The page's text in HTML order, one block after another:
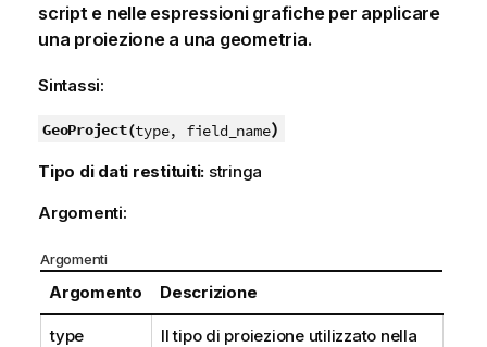
script e nelle espressioni grafiche per applicare
una proiezione a una geometria.
Sintassi:
GeoProject(type, field_name)
Tipo di dati restituiti: stringa
Argomenti:
Argomenti
Argomento Descrizione
type
Il tipo di proiezione utilizzato nella